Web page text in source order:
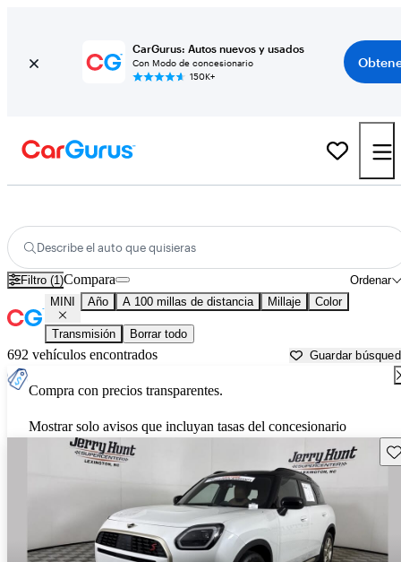
CarGurus: Autos nuevos y usados
Con Modo de concesionario
150K+
Describe el auto que quisieras
Filtro (1) Ordenar
Compara
MINI Año A 100 millas de distancia Millaje Color
Transmisión Borrar todo
692 vehículos encontrados Guardar
Compra con precios transparentes.
Mostrar solo avisos que incluyan tasas del concesionario